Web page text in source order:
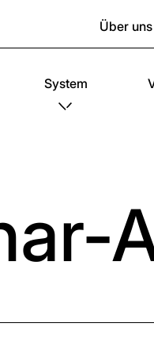
Über uns
System